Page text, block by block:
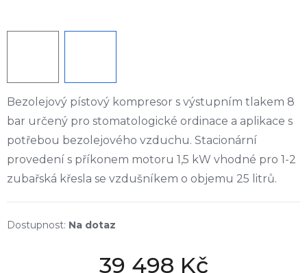
Bezolejový pístový kompresor s výstupním tlakem 8
bar určený pro stomatologické ordinace a aplikace s
potřebou bezolejového vzduchu. Stacionární
provedení s příkonem motoru 1,5 kW vhodné pro 1-2
zubařská křesla se vzdušníkem o objemu 25 litrů.
Na dotaz
39 498 Kč